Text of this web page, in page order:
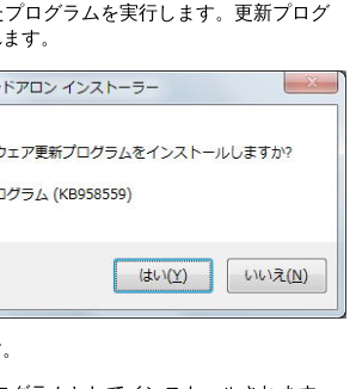
ログラムを実行します。更新プログ
す。